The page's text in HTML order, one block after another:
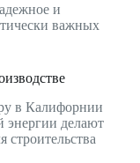
и
важных
в Калифорнии
энергии делают